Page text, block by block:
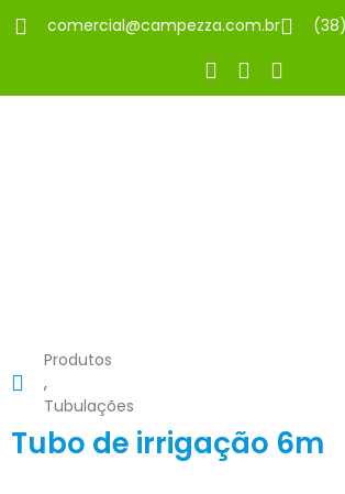
comercial@campezza.com.br
Produtos
,
Tubulações
Tubo de irrigação 6m